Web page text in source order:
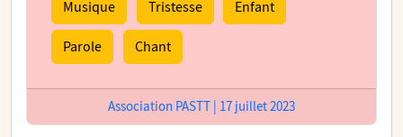
Musique Tristesse Enfant
Parole Chant
Association PASTT | 17 juillet 2023